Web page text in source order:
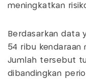
meningkatkan
Berdasarkan data
54 ribu kendaraan
Jumlah tersebut
dibandingkan